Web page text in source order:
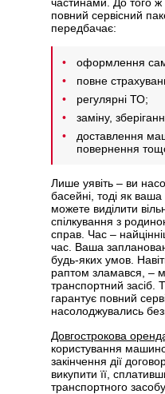
повний сервісний
передбачає:
оформлення
повне
регулярні ТО;
заміну,
доставлення
повернення
Лише уявіть – ви
басейні, тоді як
можете виділити
спілкування з
справ. Час –
час. Ваша
будь-яких умов.
раптом зламався, –
транспортний засіб.
гарантує повний
насолоджувались
Довгострокова
користування
закінчення дії
викупити її,
транспортного засобу.